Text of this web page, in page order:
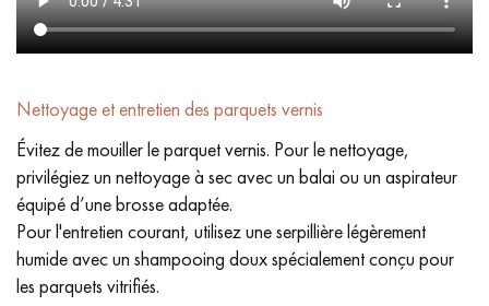
Nettoyage et entretien des parquets vernis
Évitez de mouiller le parquet vernis. Pour le nettoyage,
privilégiez un nettoyage à sec avec un balai ou un aspirateur
équipé d’une brosse adaptée.
Pour l'entretien courant, utilisez une serpillière légèrement
humide avec un shampooing doux spécialement conçu pour
les parquets vitrifiés.